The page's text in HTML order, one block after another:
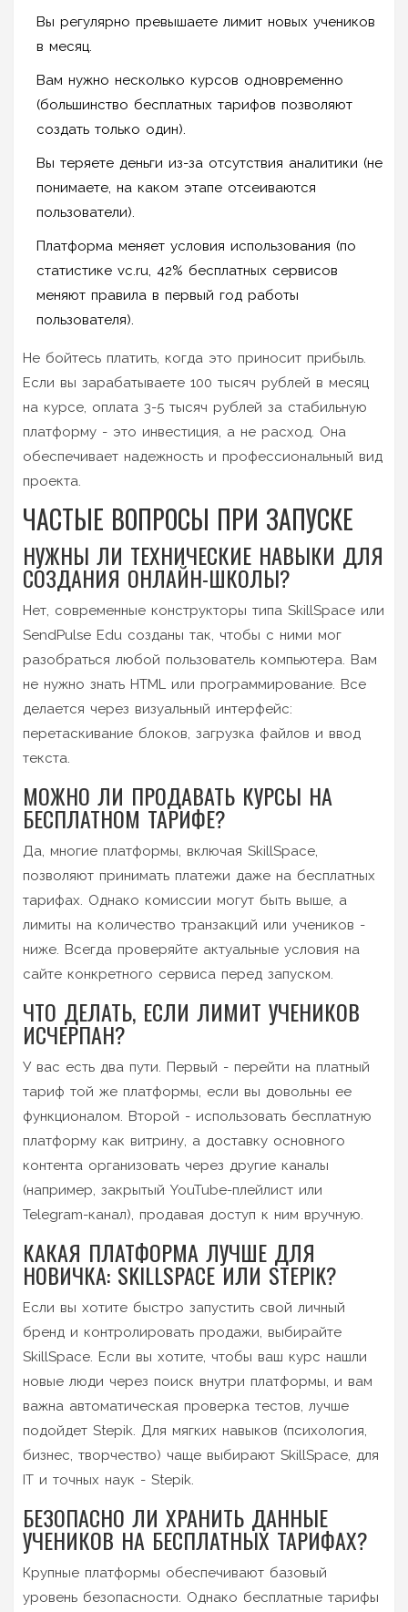
Вы регулярно превышаете лимит новых учеников
в месяц.
Вам нужно несколько курсов одновременно
(большинство бесплатных тарифов позволяют
создать только один).
Вы теряете деньги из-за отсутствия аналитики (не
понимаете, на каком этапе отсеиваются
пользователи).
Платформа меняет условия использования (по
статистике vc.ru, 42% бесплатных сервисов
меняют правила в первый год работы
пользователя).
Не бойтесь платить, когда это приносит прибыль.
Если вы зарабатываете 100 тысяч рублей в месяц
на курсе, оплата 3-5 тысяч рублей за стабильную
платформу - это инвестиция, а не расход. Она
обеспечивает надежность и профессиональный вид
проекта.
ЧАСТЫЕ ВОПРОСЫ ПРИ ЗАПУСКЕ
НУЖНЫ ЛИ ТЕХНИЧЕСКИЕ НАВЫКИ ДЛЯ
СОЗДАНИЯ ОНЛАЙН-ШКОЛЫ?
Нет, современные конструкторы типа SkillSpace или
SendPulse Edu созданы так, чтобы с ними мог
разобраться любой пользователь компьютера. Вам
не нужно знать HTML или программирование. Все
делается через визуальный интерфейс:
перетаскивание блоков, загрузка файлов и ввод
текста.
МОЖНО ЛИ ПРОДАВАТЬ КУРСЫ НА
БЕСПЛАТНОМ ТАРИФЕ?
Да, многие платформы, включая SkillSpace,
позволяют принимать платежи даже на бесплатных
тарифах. Однако комиссии могут быть выше, а
лимиты на количество транзакций или учеников -
ниже. Всегда проверяйте актуальные условия на
сайте конкретного сервиса перед запуском.
ЧТО ДЕЛАТЬ, ЕСЛИ ЛИМИТ УЧЕНИКОВ
ИСЧЕРПАН?
У вас есть два пути. Первый - перейти на платный
тариф той же платформы, если вы довольны ее
функционалом. Второй - использовать бесплатную
платформу как витрину, а доставку основного
контента организовать через другие каналы
(например, закрытый YouTube-плейлист или
Telegram-канал), продавая доступ к ним вручную.
КАКАЯ ПЛАТФОРМА ЛУЧШЕ ДЛЯ
НОВИЧКА: SKILLSPACE ИЛИ STEPIK?
Если вы хотите быстро запустить свой личный
бренд и контролировать продажи, выбирайте
SkillSpace. Если вы хотите, чтобы ваш курс нашли
новые люди через поиск внутри платформы, и вам
важна автоматическая проверка тестов, лучше
подойдет Stepik. Для мягких навыков (психология,
бизнес, творчество) чаще выбирают SkillSpace, для
IT и точных наук - Stepik.
БЕЗОПАСНО ЛИ ХРАНИТЬ ДАННЫЕ
УЧЕНИКОВ НА БЕСПЛАТНЫХ ТАРИФАХ?
Крупные платформы обеспечивают базовый
уровень безопасности. Однако бесплатные тарифы